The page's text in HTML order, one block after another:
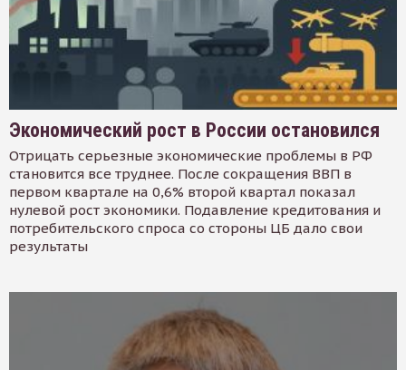
Экономический рост в России остановился
Отрицать серьезные экономические проблемы в РФ
становится все труднее. После сокращения ВВП в
первом квартале на 0,6% второй квартал показал
нулевой рост экономики. Подавление кредитования и
потребительского спроса со стороны ЦБ дало свои
результаты